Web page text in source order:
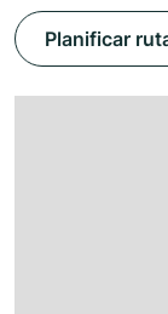
Planificar